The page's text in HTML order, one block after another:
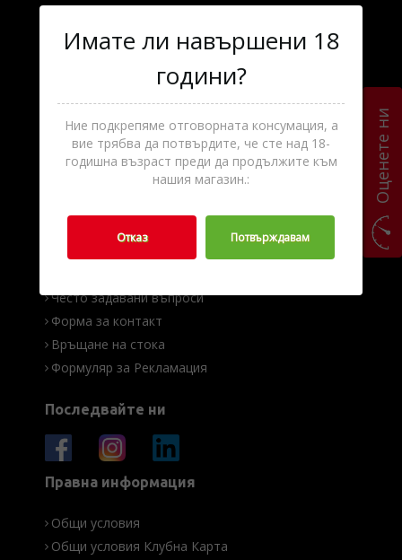
приложение ►
Информация
Често задавани въпроси
Форма за контакт
Връщане на стока
Формуляр за Рекламация
Последвайте ни
Правна информация
Общи условия
Общи условия Клубна Карта
Оценете ни
Имате ли навършени 18
години?
Ние подкрепяме отговорната консумация, а
вие трябва да потвърдите, че сте над 18-
годишна възраст преди да продължите към
нашия магазин.:
Отказ Потвърждавам